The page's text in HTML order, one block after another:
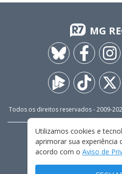
MG
Todos os direitos reservados - 2009-
FALE
TERMOS E
Utilizamos cookies e
aprimorar sua experiência
acordo com o Aviso de